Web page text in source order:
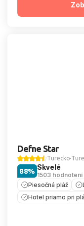
Defne Star
Turecko
Skvelé
1503 hodnotení
88%
Piesočná pláž
Hotel priamo pri